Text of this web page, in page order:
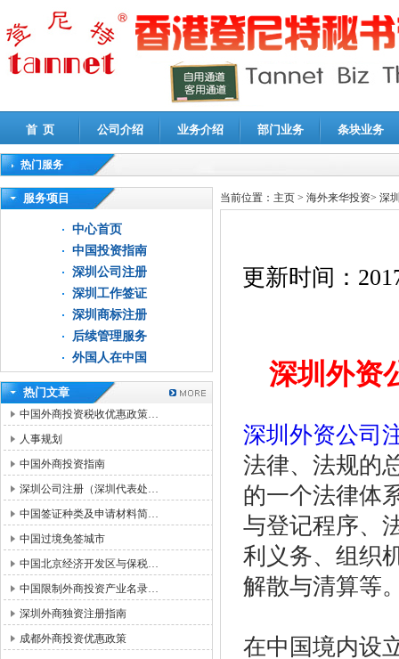
首 页 公司介绍 业务介绍 部门业务 条块业务
热门服务
高新技术企业认定审计|企业所得税汇算清缴申报鉴证
服务项目
中心首页
中国投资指南
深圳公司注册
深圳工作签证
深圳商标注册
后续管理服务
外国人在中国
热门文章
中国外商投资税收优惠政策…
人事规划
中国外商投资指南
深圳公司注册（深圳代表处…
中国签证种类及申请材料简…
中国过境免签城市
中国北京经济开发区与保税…
中国限制外商投资产业名录…
深圳外商独资注册指南
成都外商投资优惠政策
当前位置： 主页 > 海外来华投资> 深
更新时间：
深圳外资
深圳外资公司
法律、法规的
的一个法律体
与登记程序、
利义务、组织
解散与清算等
在中国境内设